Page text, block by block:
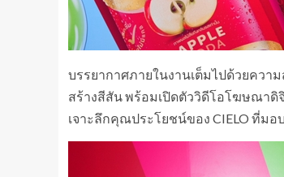
บรรยากาศภายในงานเต็มไปด้วยควา
สร้างสีสัน พร้อมเปิดตัววิดีโอโฆษณา
เจาะลึกคุณประโยชน์ของ CIELO ที่ม